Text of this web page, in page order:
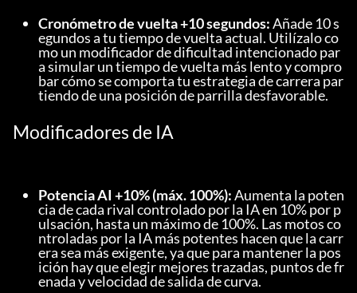
Cronómetro de vuelta +10 segundos: Añade 10 s
egundos a tu tiempo de vuelta actual. Utilízalo co
mo un modificador de dificultad intencionado par
a simular un tiempo de vuelta más lento y compro
bar cómo se comporta tu estrategia de carrera par
tiendo de una posición de parrilla desfavorable.
Modificadores de IA
Potencia AI +10% (máx. 100%): Aumenta la poten
cia de cada rival controlado por la IA en 10% por p
ulsación, hasta un máximo de 100%. Las motos co
ntroladas por la IA más potentes hacen que la carr
era sea más exigente, ya que para mantener la pos
ición hay que elegir mejores trazadas, puntos de fr
enada y velocidad de salida de curva.